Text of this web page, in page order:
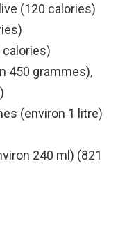
(120 calories)
calories)
450 grammes),
(environ 1 litre)
240 ml) (821